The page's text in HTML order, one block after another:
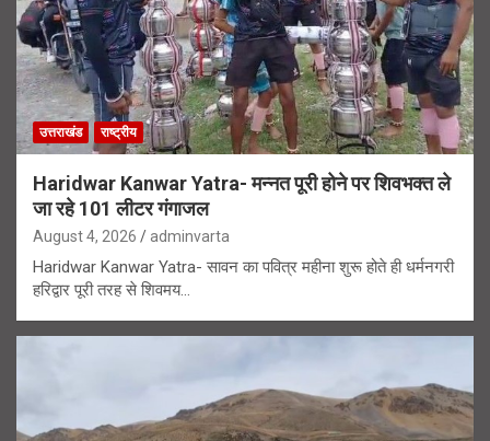
उत्तराखंड राष्ट्रीय
Haridwar Kanwar Yatra- मन्नत पूरी होने पर शिवभक्त ले
जा रहे 101 लीटर गंगाजल
August 4, 2026 adminvarta
Haridwar Kanwar Yatra- सावन का पवित्र महीना शुरू होते ही धर्मनगरी
हरिद्वार पूरी तरह से शिवमय…